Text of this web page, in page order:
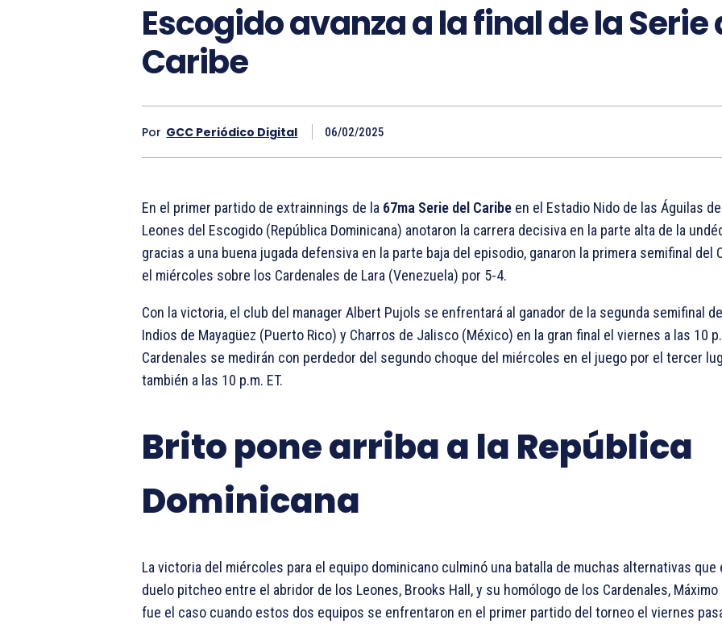
Escogido avanza a la final de la Serie
Caribe
Por GCC Periódico Digital 06/02/2025
En el primer partido de extrainnings de la 67ma Serie del Caribe en el Estadio Nido de las Águilas
Leones del Escogido (República Dominicana) anotaron la carrera decisiva en la parte alta de la
gracias a una buena jugada defensiva en la parte baja del episodio, ganaron la primera semifinal del
el miércoles sobre los Cardenales de Lara (Venezuela) por 5-4.
Con la victoria, el club del manager Albert Pujols se enfrentará al ganador de la segunda semifinal
Indios de Mayagüez (Puerto Rico) y Charros de Jalisco (México) en la gran final el viernes a las 10
Cardenales se medirán con perdedor del segundo choque del miércoles en el juego por el tercer
también a las 10 p.m. ET.
Brito pone arriba a la República
Dominicana
La victoria del miércoles para el equipo dominicano culminó una batalla de muchas alternativas que
duelo pitcheo entre el abridor de los Leones, Brooks Hall, y su homólogo de los Cardenales,
fue el caso cuando estos dos equipos se enfrentaron en el primer partido del torneo el viernes